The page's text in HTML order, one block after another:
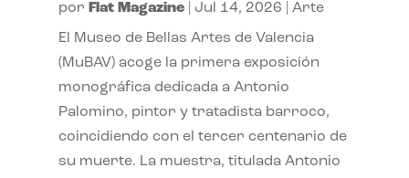
por Flat Magazine| Jul 14, 2026 Arte
El Museo de Bellas Artes de Valencia
(MuBAV) acoge la primera exposición
monográfica dedicada a Antonio
Palomino, pintor y tratadista barroco,
coincidiendo con el tercer centenario de
su muerte. La muestra, titulada Antonio